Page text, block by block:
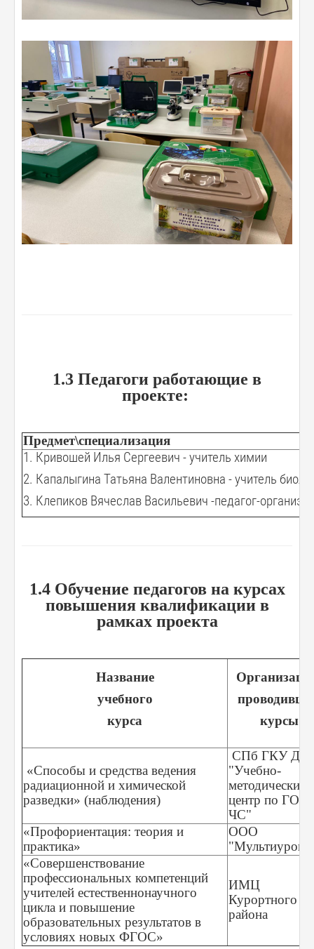
1.3 Педагоги работающие в
проекте:
Предмет\специализация
1. Кривошей Илья Сергеевич - учитель химии
2. Капалыгина Татьяна Валентиновна - учитель
3. Клепиков Вячеслав Васильевич -педагог-
1.4 Обучение педагогов на курсах
повышения квалификации в
рамках проекта
Название
учебного
курса
курсы
«Способы и средства ведения
радиационной и химической
разведки» (наблюдения)
СПб ГКУ
"Учебно-
методический
центр по ГО и
ЧС"
«Профориентация: теория и
практика»
ООО
"Мультиурок"
«Совершенствование
профессиональных компетенций
учителей естественнонаучного
цикла и повышение
образовательных результатов в
условиях новых ФГОС»
ИМЦ
Курортного
района